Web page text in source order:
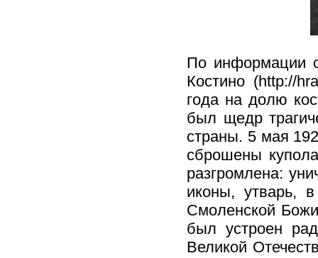
По информации
Костино (http://
года на долю
был щедр
страны. 5 мая
сброшены
разгромлена:
иконы, утварь,
Смоленской
был устроен
Великой